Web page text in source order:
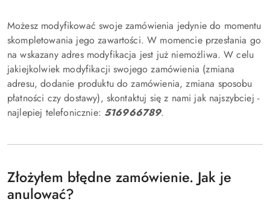
Możesz modyfikować swoje zamówienia jedynie do momentu
skompletowania jego zawartości. W momencie przesłania go
na wskazany adres modyfikacja jest już niemożliwa. W celu
jakiejkolwiek modyfikacji swojego zamówienia (zmiana
adresu, dodanie produktu do zamówienia, zmiana sposobu
płatności czy dostawy), skontaktuj się z nami jak najszybciej -
najlepiej telefonicznie: 516966789.
Złożyłem błędne zamówienie. Jak je
anulować?